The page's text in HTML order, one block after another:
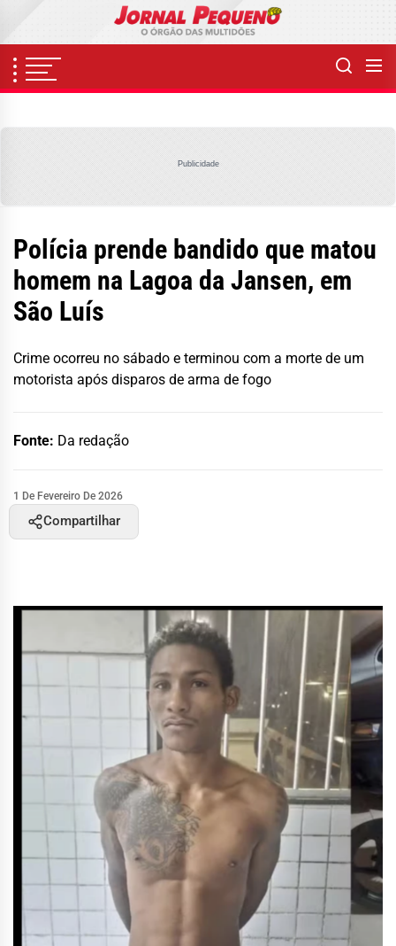
content
Publicidade
Polícia prende bandido que matou
homem na Lagoa da Jansen, em
São Luís
Crime ocorreu no sábado e terminou com a morte de um
motorista após disparos de arma de fogo
Fonte: Da redação
1 De Fevereiro De 2026
Compartilhar